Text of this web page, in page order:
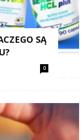
SĄ
0